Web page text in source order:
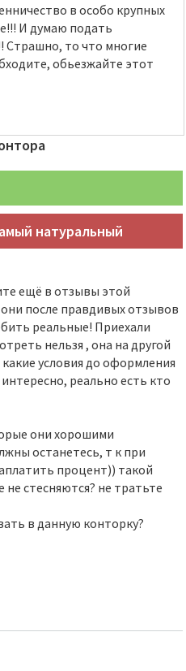
в особо крупных
И думаю подать
Страшно, то что многие
обьезжайте этот
натуральный
ещё в отзывы этой
после правдивых отзывов
реальные! Приехали
нельзя , она на другой
условия до оформления
реально есть кто
они хорошими
останетесь, т к при
процент)) такой
стесняются? не тратьте
в данную конторку?